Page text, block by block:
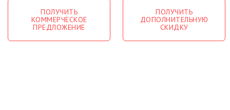
ПОЛУЧИТЬ
КОММЕРЧЕСКОЕ
ПРЕДЛОЖЕНИЕ
ПОЛУЧИТЬ
ДОПОЛНИТЕЛЬНУЮ
СКИДКУ